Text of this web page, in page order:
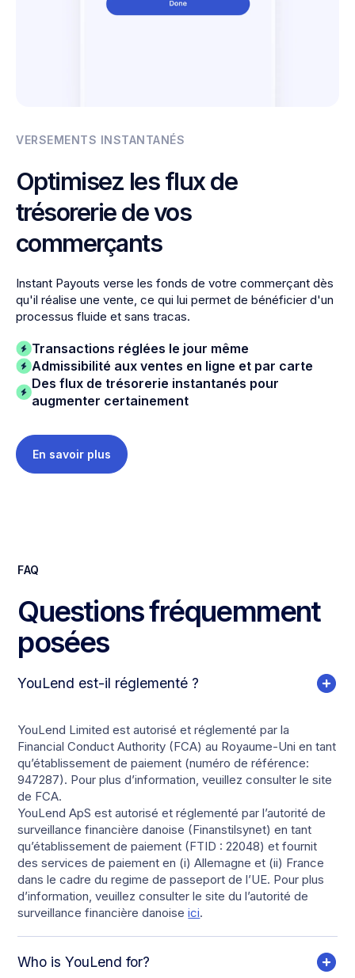
VERSEMENTS INSTANTANÉS
Optimisez les flux de
trésorerie de vos
commerçants
Instant Payouts verse les fonds de votre commerçant dès
qu'il réalise une vente, ce qui lui permet de bénéficier d'un
processus fluide et sans tracas.
Transactions réglées le jour même
Admissibilité aux ventes en ligne et par carte
Des flux de trésorerie instantanés pour
augmenter certainement
En savoir plus
FAQ
Questions fréquemment
posées
YouLend est-il réglementé ?
YouLend Limited est autorisé et réglementé par la
Financial Conduct Authority (FCA) au Royaume-Uni en tant
qu’établissement de paiement (numéro de référence:
947287). Pour plus d’information, veuillez consulter le site
de FCA.
YouLend ApS est autorisé et réglementé par l’autorité de
surveillance financière danoise (Finanstilsynet) en tant
qu’établissement de paiement (FTID : 22048) et fournit
des services de paiement en (i) Allemagne et (ii) France
dans le cadre du regime de passeport de l’UE. Pour plus
d’information, veuillez consulter le site du l’autorité de
surveillance financière danoiseici.
Who is YouLend for?